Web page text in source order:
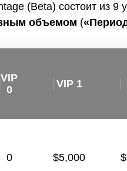
(Beta) состоит из 9
объемом («
VIP
0
VIP 1
0 $5,000